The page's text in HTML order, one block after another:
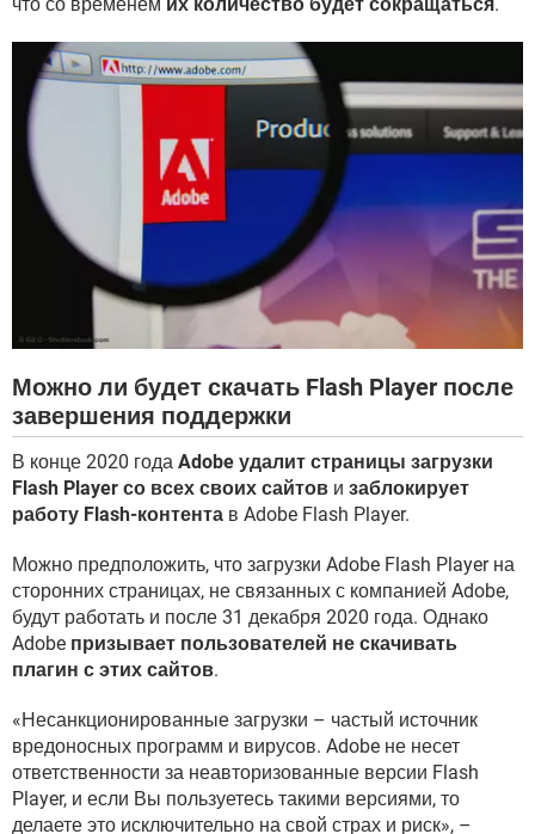
Можно ли будет скачать Flash Player после
завершения поддержки
В конце 2020 года Adobe удалит страницы загрузки
Flash Player со всех своих сайтов и заблокирует
работу Flash-контента в Adobe Flash Player.
Можно предположить, что загрузки Adobe Flash Player на
сторонних страницах, не связанных с компанией Adobe,
будут работать и после 31 декабря 2020 года. Однако
Adobe призывает пользователей не скачивать
плагин с этих сайтов.
«Несанкционированные загрузки – частый источник
вредоносных программ и вирусов. Adobe не несет
ответственности за неавторизованные версии Flash
Player, и если Вы пользуетесь такими версиями, то
делаете это исключительно на свой страх и риск», –